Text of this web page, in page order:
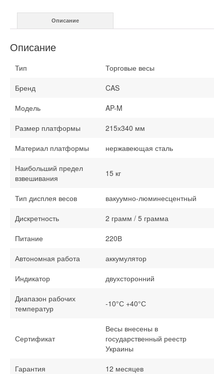
кг
Описание
Описание
Тип
Торговые весы
Бренд
CAS
Модель
AP-M
Размер платформы
215х340 мм
Материал платформы
нержавеющая сталь
Наибольший предел
взвешивания
15 кг
Тип дисплея весов
вакуумно-люминесцентный
Дискретность
2 грамм / 5 грамма
Питание
220В
Автономная работа
аккумулятор
Индикатор
двухсторонний
Диапазон рабочих
температур
-10°С +40°С
Сертификат
Весы внесены в
государственный реестр
Украины
Гарантия
12 месяцев